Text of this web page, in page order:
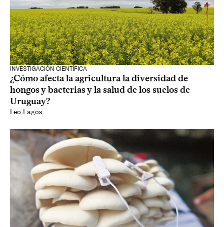
INVESTIGACIÓN CIENTÍFICA
¿Cómo afecta la agricultura la diversidad de
hongos y bacterias y la salud de los suelos de
Uruguay?
Leo Lagos